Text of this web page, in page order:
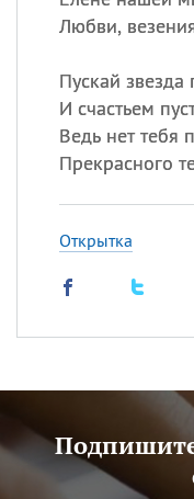
Любви,
Пускай звезда
И счастьем
Ведь нет тебя
Прекрасного
Открытка